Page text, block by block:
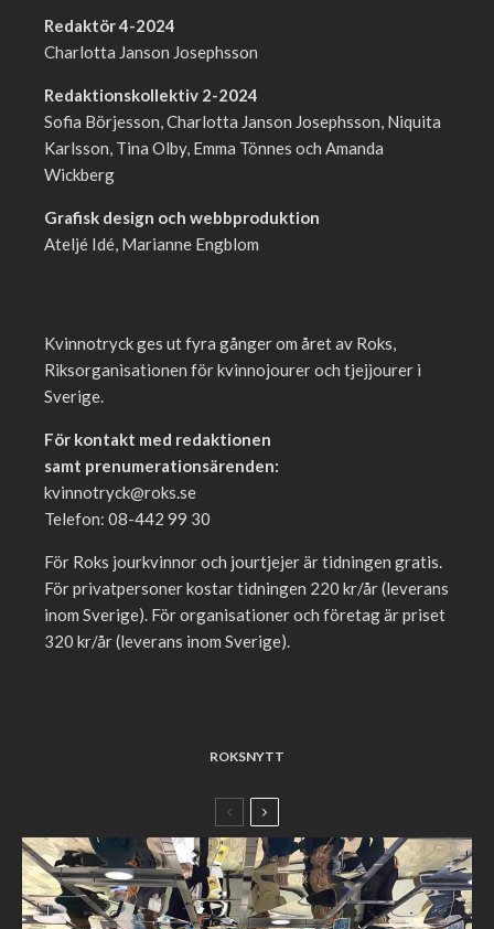
Redaktör 4-2024
Charlotta Janson Josephsson
Redaktionskollektiv 2-2024
Sofia Börjesson, Charlotta Janson Josephsson, Niquita
Karlsson, Tina Olby, Emma Tönnes och Amanda
Wickberg
Grafisk design och webbproduktion
Ateljé Idé, Marianne Engblom
Kvinnotryck ges ut fyra gånger om året av Roks,
Riksorganisationen för kvinnojourer och tjejjourer i
Sverige.
För kontakt med redaktionen
samt prenumerationsärenden:
kvinnotryck@roks.se
Telefon: 08-442 99 30
För Roks jourkvinnor och jourtjejer är tidningen gratis.
För privatpersoner kostar tidningen 220 kr/år (leverans
inom Sverige). För organisationer och företag är priset
320 kr/år (leverans inom Sverige).
ROKSNYTT